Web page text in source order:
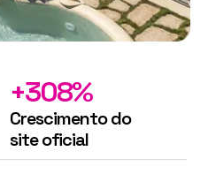
+308%
Crescimento do
site oficial